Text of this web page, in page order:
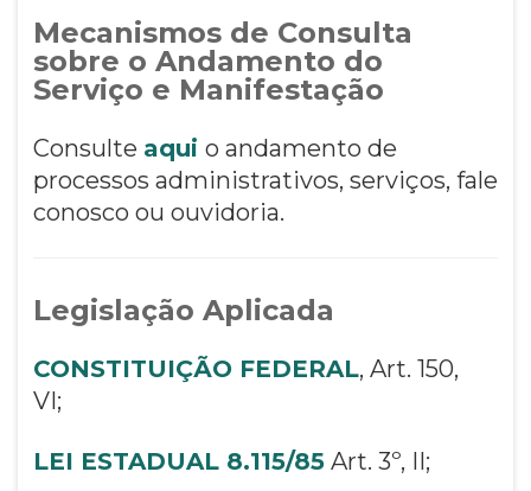
Mecanismos de Consulta
sobre o Andamento do
Serviço e Manifestação
Consulte aqui o andamento de
processos administrativos, serviços, fale
conosco ou ouvidoria.
Legislação Aplicada
CONSTITUIÇÃO FEDERAL, Art. 150,
VI;
LEI ESTADUAL 8.115/85Art. 3º, II;